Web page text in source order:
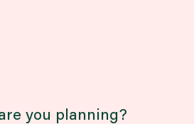
you planning?